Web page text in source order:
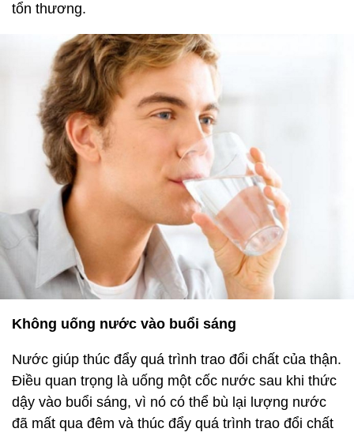
tổn thương.
Không uống nước vào buổi sáng
Nước giúp thúc đẩy quá trình trao đổi chất của thận.
Điều quan trọng là uống một cốc nước sau khi thức
dậy vào buổi sáng, vì nó có thể bù lại lượng nước
đã mất qua đêm và thúc đẩy quá trình trao đổi chất